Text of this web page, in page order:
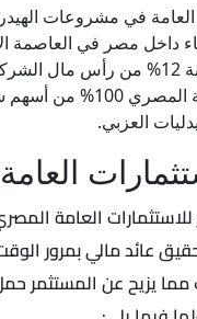
في مشروعات
داخل مصر في العاصمة
للتأمين.
العامة
العامة
عائد مالي بمرور
عن المستثمر حمل